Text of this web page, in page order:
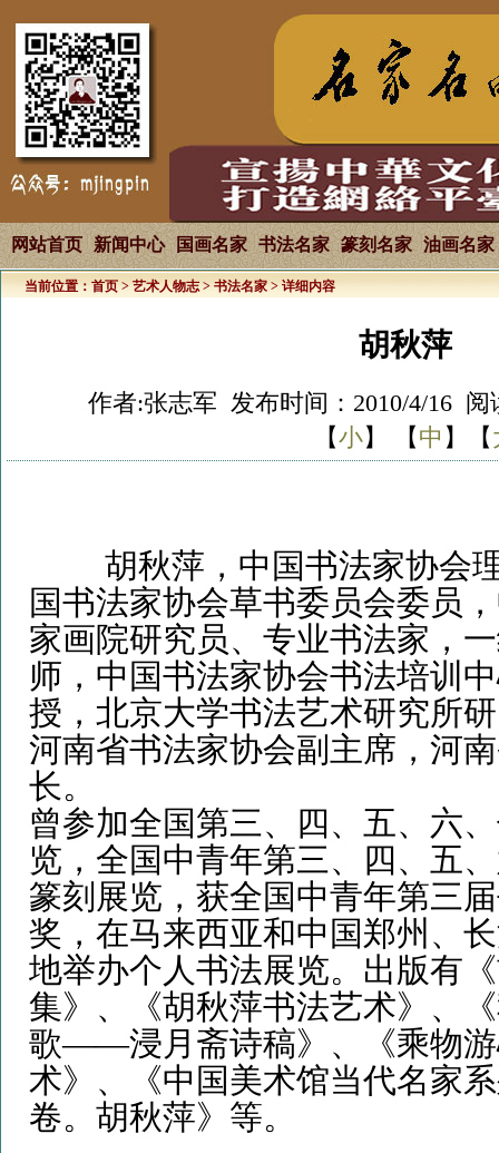
网站首页 新闻中心 国画名家 书法名家 篆刻名家 油画名家
当前位置：首页>艺术人物志>书法名家> 详细内容
胡秋萍
作者:张志军 发布时间：2010/4/16
【小】 【中 】【
胡秋萍，中国书法家协会
国书法家协会草书委员会委员
家画院研究员、专业书法家，
师，中国书法家协会书法培训
授，北京大学书法艺术研究所
河南省书法家协会副主席，河
长。
曾参加全国第三、四、五、六
览，全国中青年第三、四、五
篆刻展览，获全国中青年第三
奖，在马来西亚和中国郑州、
地举办个人书法展览。出版有
集》、《胡秋萍书法艺术》、
歌——浸月斋诗稿》、《乘物
术》、《中国美术馆当代名家
卷。胡秋萍》等。